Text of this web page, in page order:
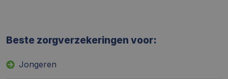
Beste zorgverzekeringen voor:
Jongeren